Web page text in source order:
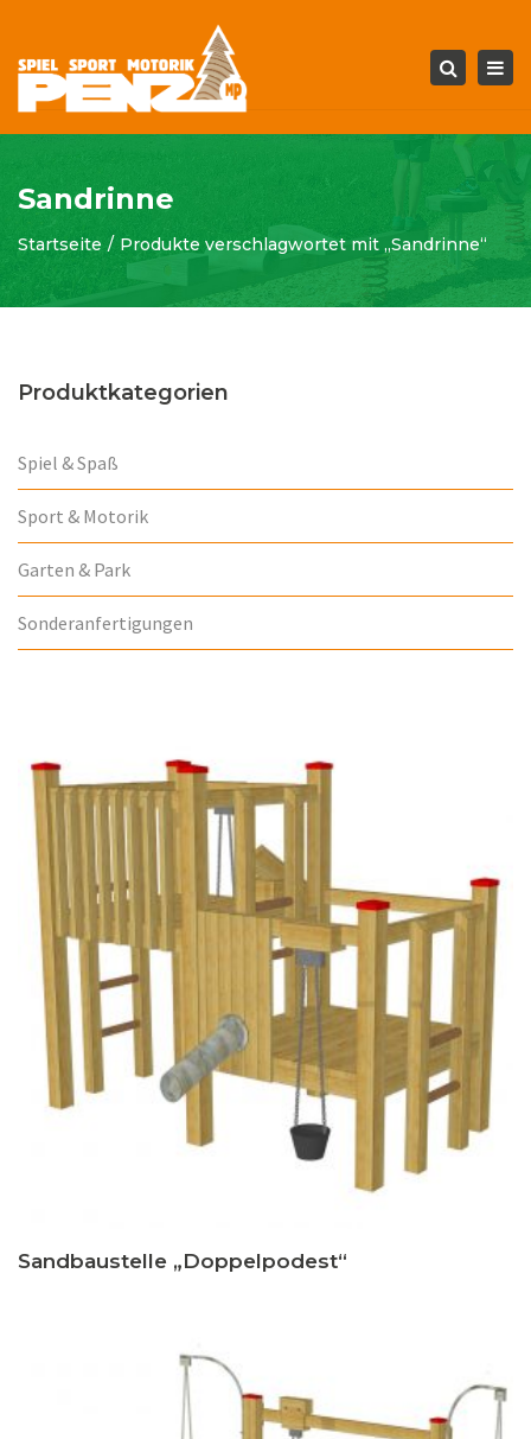
Search
Sandrinne
Startseite Produkte verschlagwortet mit „Sandrinne“
Produktkategorien
Spiel & Spaß
Sport & Motorik
Garten & Park
Sonderanfertigungen
Sandbaustelle „Doppelpodest“